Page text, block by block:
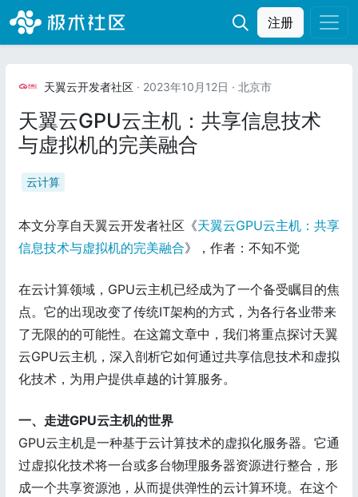
注册
天翼云开发者社区 · 2023年10月12日 · 北京市
天翼云GPU云主机：共享信息技术
与虚拟机的完美融合
云计算
本文分享自天翼云开发者社区《天翼云GPU云主机：共享
信息技术与虚拟机的完美融合》，作者：不知不觉
在云计算领域，GPU云主机已经成为了一个备受瞩目的焦
点。它的出现改变了传统IT架构的方式，为各行各业带来
了无限的的可能性。在这篇文章中，我们将重点探讨天翼
云GPU云主机，深入剖析它如何通过共享信息技术和虚拟
化技术，为用户提供卓越的计算服务。
一、走进GPU云主机的世界
GPU云主机是一种基于云计算技术的虚拟化服务器。它通
过虚拟化技术将一台或多台物理服务器资源进行整合，形
成一个共享资源池，从而提供弹性的云计算环境。在这个